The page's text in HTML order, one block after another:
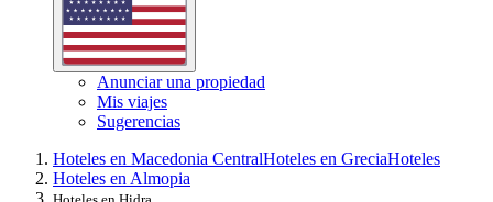
Anunciar una propiedad
Mis viajes
Sugerencias
Hoteles en Macedonia CentralHoteles en GreciaHoteles
Hoteles en Almopia